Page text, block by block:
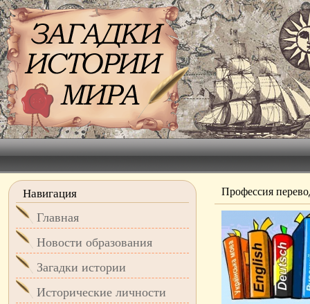
Профессия
Навигация
Главная
Новости образования
Загадки истории
Исторические личности